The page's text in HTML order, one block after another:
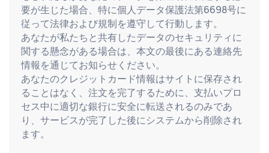
要が生じた場合、特に個人データ保護法第6698号に
従って法律および規制を遵守して行動します。
あなたが私たちと共有したデータのセキュリティに
関する懸念がある場合は、本文の最後にある連絡先
情報を通じてお知らせください。
あなたのクレジットカード情報はサイトに保存され
ることはなく、注文を完了するために、支払いプロ
セス中に適切な銀行に安全に転送されるのみであ
り、サービスが完了した後にシステムから削除され
ます。